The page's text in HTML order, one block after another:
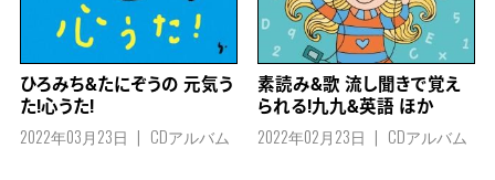
ひろみち&たにぞうの 元気う
た!心うた!
2022年03月23日 CDアルバム
素読み&歌 流し聞きで覚え
られる!九九&英語 ほか
2022年02月23日 CDアルバム